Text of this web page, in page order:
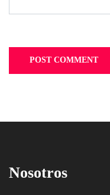
Nosotros